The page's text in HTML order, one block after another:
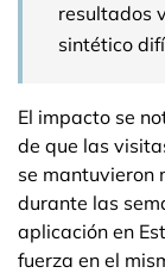
resultados
sintético
El impacto se
de que las
se mantuvieron
durante las
aplicación en
fuerza en el